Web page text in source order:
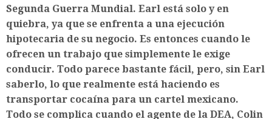
Segunda Guerra Mundial. Earl está solo y en
quiebra, ya que se enfrenta a una ejecución
hipotecaria de su negocio. Es entonces cuando le
ofrecen un trabajo que simplemente le exige
conducir. Todo parece bastante fácil, pero, sin Earl
saberlo, lo que realmente está haciendo es
transportar cocaína para un cartel mexicano.
Todo se complica cuando el agente de la DEA, Colin